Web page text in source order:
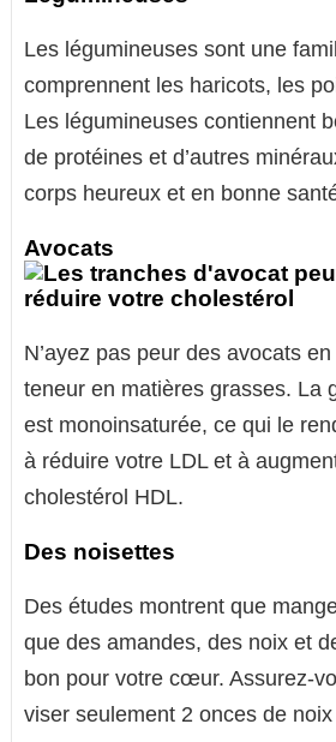
Les légumineuses sont une
comprennent les haricots, les
Les légumineuses contiennent
de protéines et d’autres
corps heureux et en bonne
Avocats
N’ayez pas peur des avocats
teneur en matières grasses. La
est monoinsaturée, ce qui le
à réduire votre LDL et à
cholestérol HDL.
Des noisettes
Des études montrent que
que des amandes, des noix et
bon pour votre cœur. Assurez-
viser seulement 2 onces de